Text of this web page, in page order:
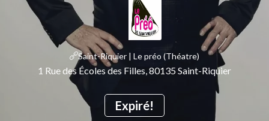
Expiré!
Saint-Riquier | Le préo (Théatre)
1 Rue des Écoles des Filles, 80135 Saint-Riquier